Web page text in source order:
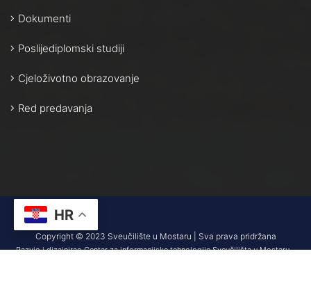
Dokumenti
Poslijediplomski studiji
Cjeloživotno obrazovanje
Red predavanja
Copyright © 2023 Sveučilište u Mostaru | Sva prava pridržana
Razvio i dizajnirao Centar za informacijske tehnologije Sveučilišta u Mostaru –
HR